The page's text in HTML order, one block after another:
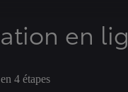
en
4 étapes